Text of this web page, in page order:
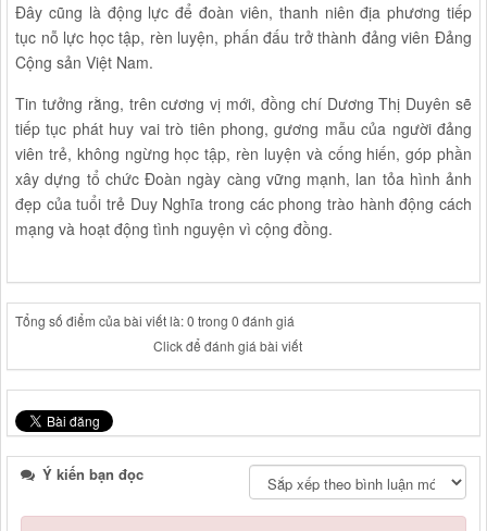
Đây cũng là động lực để đoàn viên, thanh niên địa phương tiếp
tục nỗ lực học tập, rèn luyện, phấn đấu trở thành đảng viên Đảng
Cộng sản Việt Nam.
Tin tưởng rằng, trên cương vị mới, đồng chí Dương Thị Duyên sẽ
tiếp tục phát huy vai trò tiên phong, gương mẫu của người đảng
viên trẻ, không ngừng học tập, rèn luyện và cống hiến, góp phần
xây dựng tổ chức Đoàn ngày càng vững mạnh, lan tỏa hình ảnh
đẹp của tuổi trẻ Duy Nghĩa trong các phong trào hành động cách
mạng và hoạt động tình nguyện vì cộng đồng.
Tổng số điểm của bài viết là: 0 trong 0 đánh giá
Click để đánh giá bài viết
Ý kiến bạn đọc